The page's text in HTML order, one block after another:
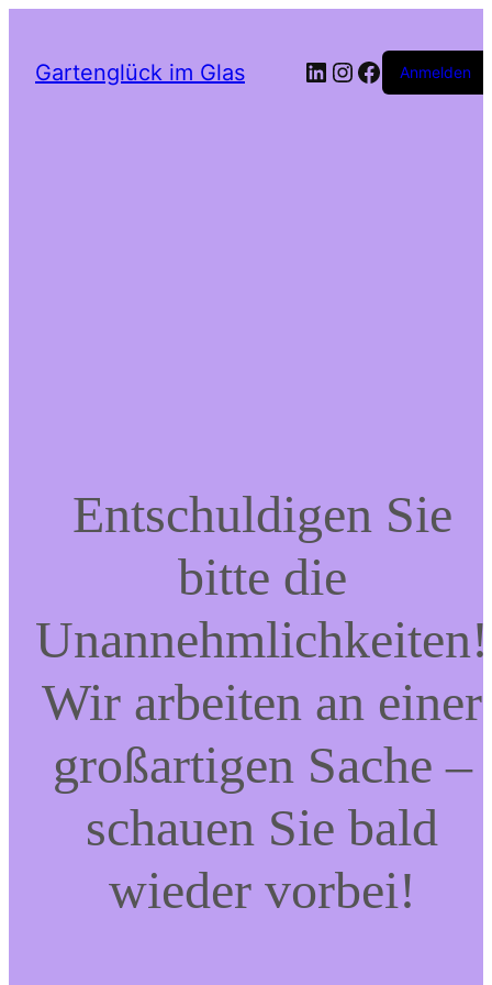
Gartenglück im Glas LinkedIn
Instagram
Facebook
Anmelden
Entschuldigen Sie
bitte die
Unannehmlichkeiten!
Wir arbeiten an einer
großartigen Sache –
schauen Sie bald
wieder vorbei!